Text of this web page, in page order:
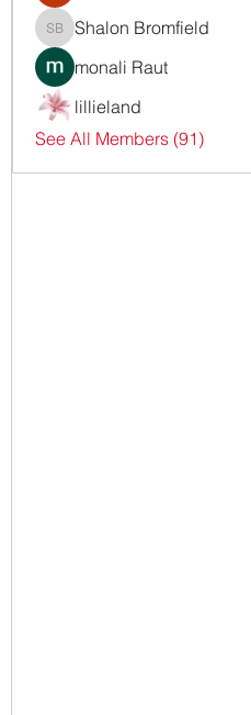
Shalon Bromfield
Shalon Bromfield
monali Raut
lillieland
See All Members (91)